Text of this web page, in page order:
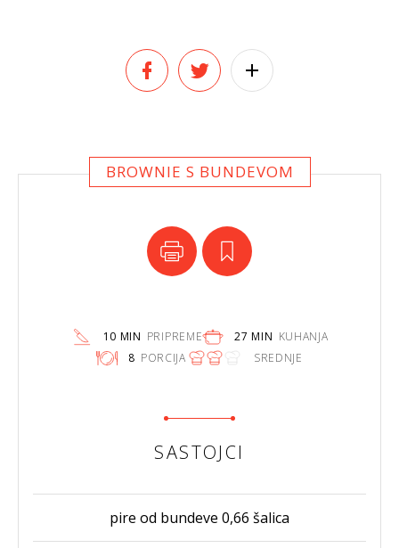
BROWNIE S BUNDEVOM
10 MIN PRIPREME 27 MIN KUHANJA
8 PORCIJA SREDNJE
SASTOJCI
pire od bundeve 0,66 šalica